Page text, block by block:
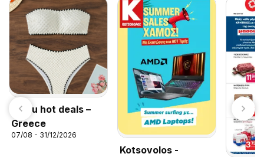
Temu hot deals –
Greece
07/08 - 31/12/2026
Kotsovolos -